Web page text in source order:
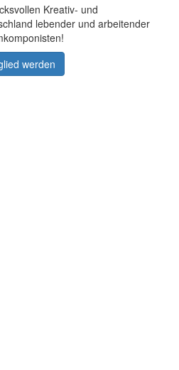
Kreativ- und
lebender und arbeitender
werden